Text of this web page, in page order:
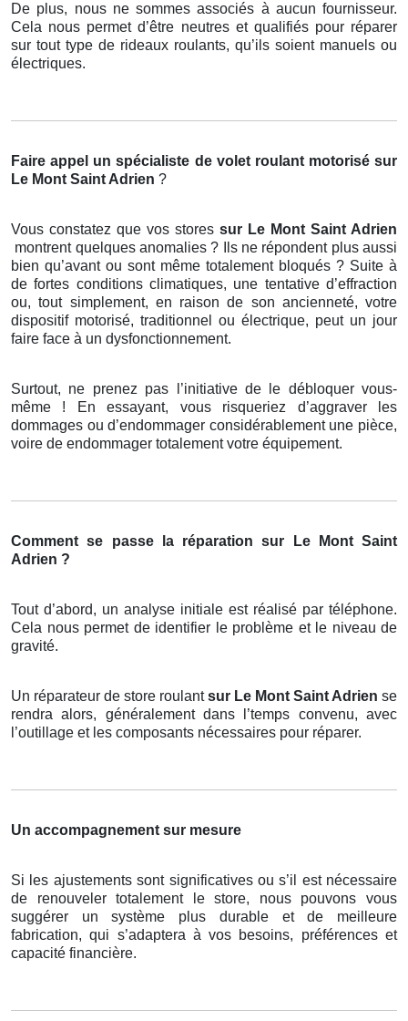
De plus, nous ne sommes associés à aucun fournisseur.
Cela nous permet d’être neutres et qualifiés pour réparer
sur tout type de rideaux roulants, qu’ils soient manuels ou
électriques.
Faire appel un spécialiste de volet roulant motorisé sur
Le Mont Saint Adrien ?
Vous constatez que vos stores sur Le Mont Saint Adrien
montrent quelques anomalies ? Ils ne répondent plus aussi
bien qu’avant ou sont même totalement bloqués ? Suite à
de fortes conditions climatiques, une tentative d’effraction
ou, tout simplement, en raison de son ancienneté, votre
dispositif motorisé, traditionnel ou électrique, peut un jour
faire face à un dysfonctionnement.
Surtout, ne prenez pas l’initiative de le débloquer vous-
même ! En essayant, vous risqueriez d’aggraver les
dommages ou d’endommager considérablement une pièce,
voire de endommager totalement votre équipement.
Comment se passe la réparation sur Le Mont Saint
Adrien ?
Tout d’abord, un analyse initiale est réalisé par téléphone.
Cela nous permet de identifier le problème et le niveau de
gravité.
Un réparateur de store roulantsur Le Mont Saint Adrien se
rendra alors, généralement dans l’temps convenu, avec
l’outillage et les composants nécessaires pour réparer.
Un accompagnement sur mesure
Si les ajustements sont significatives ou s’il est nécessaire
de renouveler totalement le store, nous pouvons vous
suggérer un système plus durable et de meilleure
fabrication, qui s’adaptera à vos besoins, préférences et
capacité financière.